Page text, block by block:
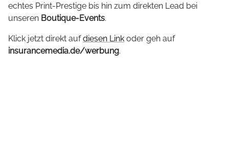
echtes Print-Prestige bis hin zum direkten Lead bei
unseren Boutique-Events.
Klick jetzt direkt aufdiesen Link oder geh auf
insurancemedia.de/werbung.